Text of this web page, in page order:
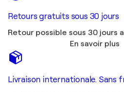
Retours gratuits sous 30 jours
Retour possible sous 30 jours
En savoir plus
Livraison internationale. Sans